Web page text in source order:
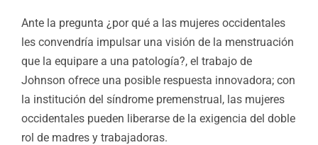
Ante la pregunta ¿por qué a las mujeres occidentales
les convendría impulsar una visión de la menstruación
que la equipare a una patología?, el trabajo de
Johnson ofrece una posible respuesta innovadora; con
la institución del síndrome premenstrual, las mujeres
occidentales pueden liberarse de la exigencia del doble
rol de madres y trabajadoras.